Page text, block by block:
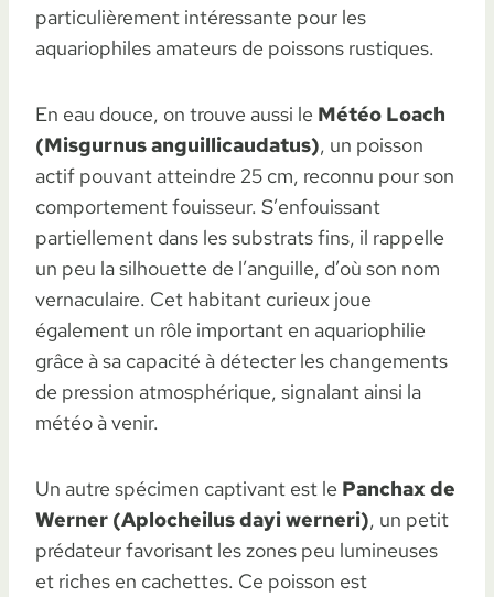
particulièrement intéressante pour les
aquariophiles amateurs de poissons rustiques.
En eau douce, on trouve aussi le Météo Loach
(Misgurnus anguillicaudatus), un poisson
actif pouvant atteindre 25 cm, reconnu pour son
comportement fouisseur. S’enfouissant
partiellement dans les substrats fins, il rappelle
un peu la silhouette de l’anguille, d’où son nom
vernaculaire. Cet habitant curieux joue
également un rôle important en aquariophilie
grâce à sa capacité à détecter les changements
de pression atmosphérique, signalant ainsi la
météo à venir.
Un autre spécimen captivant est le Panchax de
Werner (Aplocheilus dayi werneri), un petit
prédateur favorisant les zones peu lumineuses
et riches en cachettes. Ce poisson est